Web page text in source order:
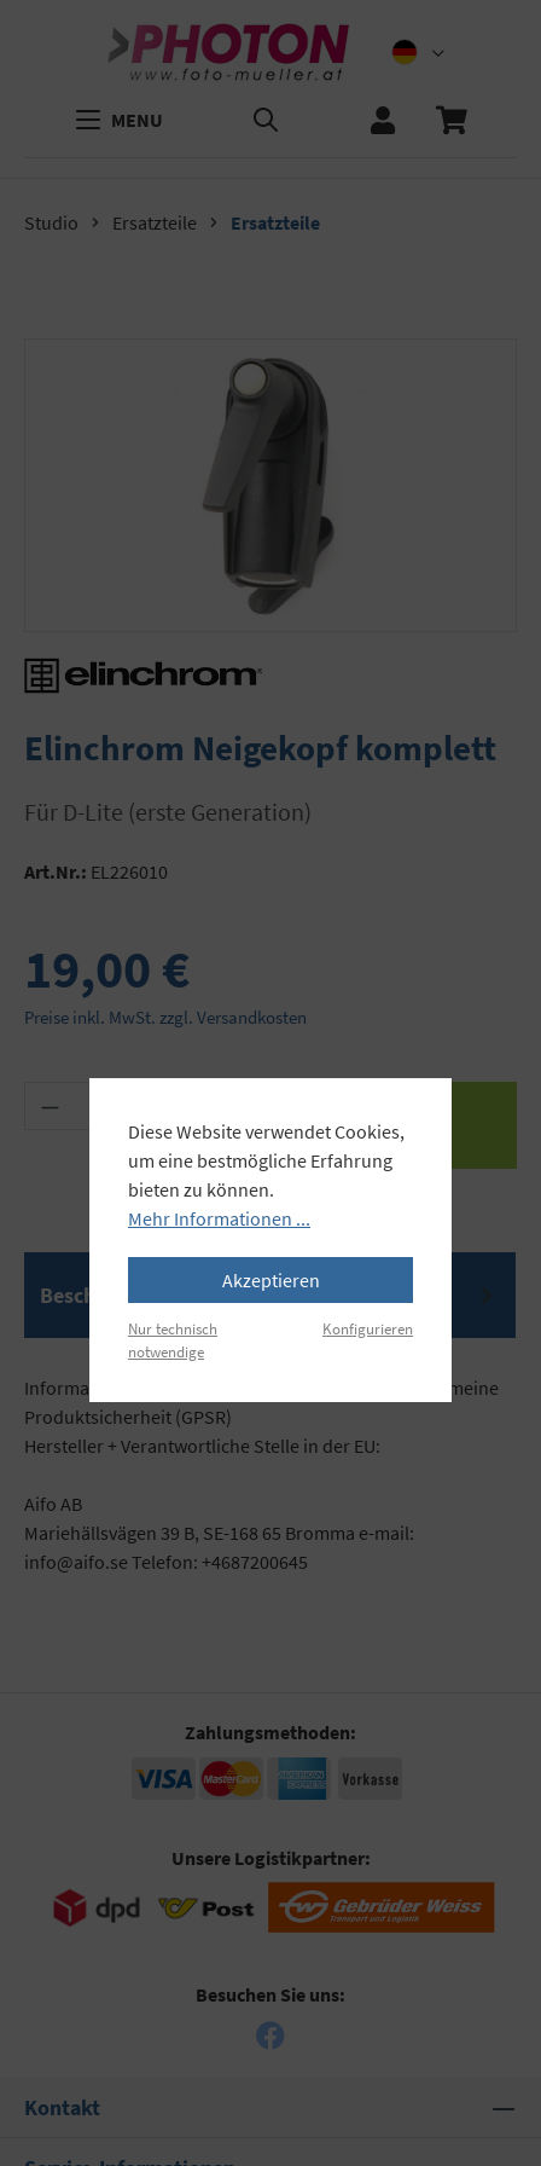
MENU
Studio Ersatzteile Ersatzteile
Elinchrom Neigekopf komplett
für D-Lite (erste Generation)
Art.Nr.: EL226010
19,00 €
Preise inkl. MwSt. zzgl. Versandkosten
Produkt Anzahl: Gib den gewünschten Wert
Beschreibung
Informationen gemäß der Verordnung über die allgemeine
Produktsicherheit (GPSR)
Hersteller + Verantwortliche Stelle in der EU:
Aifo AB
Mariehällsvägen 39 B, SE-168 65 Bromma e-mail:
info@aifo.se Telefon: +4687200645
Zahlungsmethoden:
Unsere Logistikpartner:
Besuchen Sie uns:
Kontakt
Diese Website verwendet Cookies,
um eine bestmögliche Erfahrung
bieten zu können.
Mehr Informationen ...
Akzeptieren
Nur technisch
notwendige
Konfigurieren